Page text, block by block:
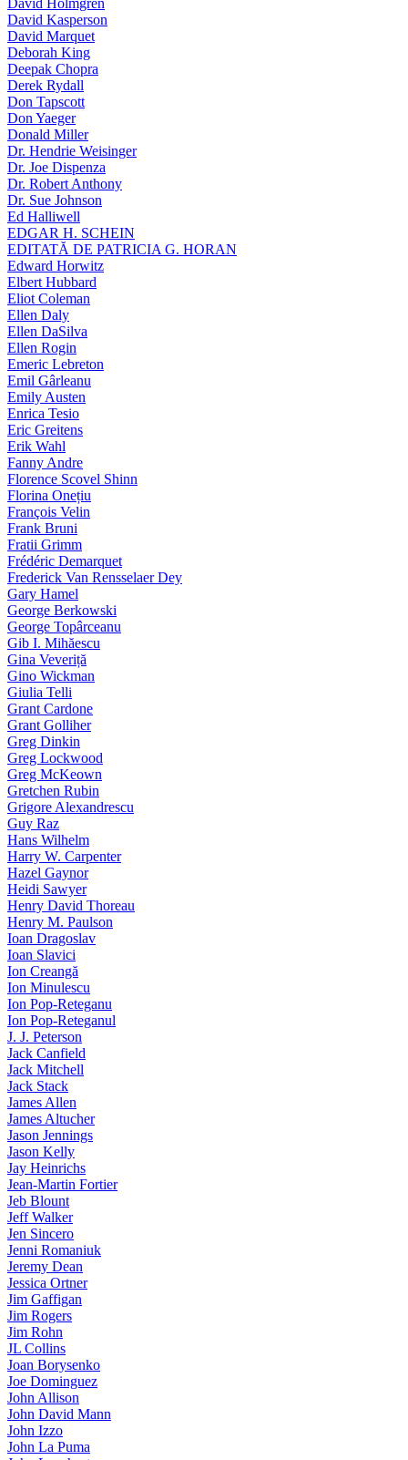
David Holmgren
David Kasperson
David Marquet
Deborah King
Deepak Chopra
Derek Rydall
Don Tapscott
Don Yaeger
Donald Miller
Dr. Hendrie Weisinger
Dr. Joe Dispenza
Dr. Robert Anthony
Dr. Sue Johnson
Ed Halliwell
EDGAR H. SCHEIN
EDITATĂ DE PATRICIA G. HORAN
Edward Horwitz
Elbert Hubbard
Eliot Coleman
Ellen Daly
Ellen DaSilva
Ellen Rogin
Emeric Lebreton
Emil Gârleanu
Emily Austen
Enrica Tesio
Eric Greitens
Erik Wahl
Fanny Andre
Florence Scovel Shinn
Florina Onețiu
François Velin
Frank Bruni
Fratii Grimm
Frédéric Demarquet
Frederick Van Rensselaer Dey
Gary Hamel
George Berkowski
George Topârceanu
Gib I. Mihăescu
Gina Veveriță
Gino Wickman
Giulia Telli
Grant Cardone
Grant Golliher
Greg Dinkin
Greg Lockwood
Greg McKeown
Gretchen Rubin
Grigore Alexandrescu
Guy Raz
Hans Wilhelm
Harry W. Carpenter
Hazel Gaynor
Heidi Sawyer
Henry David Thoreau
Henry M. Paulson
Ioan Dragoslav
Ioan Slavici
Ion Creangă
Ion Minulescu
Ion Pop-Reteganu
Ion Pop-Reteganul
J. J. Peterson
Jack Canfield
Jack Mitchell
Jack Stack
James Allen
James Altucher
Jason Jennings
Jason Kelly
Jay Heinrichs
Jean-Martin Fortier
Jeb Blount
Jeff Walker
Jen Sincero
Jenni Romaniuk
Jeremy Dean
Jessica Ortner
Jim Gaffigan
Jim Rogers
Jim Rohn
JL Collins
Joan Borysenko
Joe Dominguez
John Allison
John David Mann
John Izzo
John La Puma